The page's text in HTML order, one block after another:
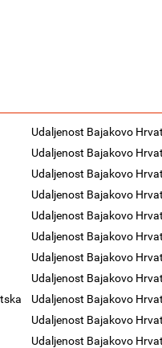
Udaljenost Bajakovo
Udaljenost Bajakovo
Udaljenost Bajakovo
Udaljenost Bajakovo
Udaljenost Bajakovo
Udaljenost Bajakovo
Udaljenost Bajakovo
Udaljenost Bajakovo
Udaljenost Bajakovo
Udaljenost Bajakovo
Udaljenost Bajakovo